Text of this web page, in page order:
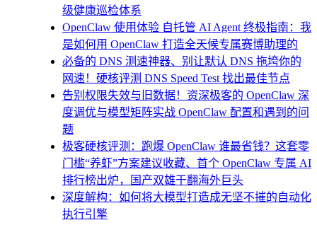
级健康巡检体系
OpenClaw 使用体验 自托管 AI Agent 终极指南：我
是如何用 OpenClaw 打造全天候专属赛博助理的
必备的 DNS 测速神器、别让默认 DNS 拖垮你的
网速！硬核评测 DNS Speed Test 找出最佳节点
告别权限失效与旧数据！资深极客的 OpenClaw 深
度调优与模型矩阵实战 OpenClaw 配置和遇到的问
题
极客硬核评测：跑爆 OpenClaw 谁最省钱？这套零
门槛“养虾”方案建议收藏、首个 OpenClaw 专属 AI
排行榜出炉，国产双雄干翻海外巨头
深度解构：如何将大模型打造成无坚不摧的自动化
执行引擎